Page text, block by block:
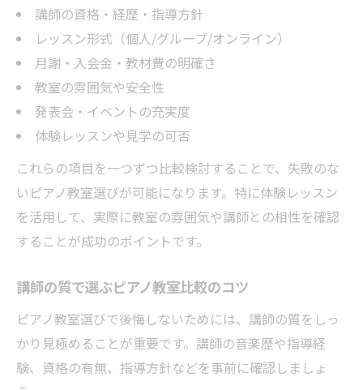
講師の資格・経歴・指導方針
レッスン形式（個人/グループ/オンライン）
月謝・入会金・教材費の明確さ
教室の雰囲気や安全性
発表会・イベントの充実度
体験レッスンや見学の可否
これらの項目を一つずつ比較検討することで、失敗のな
いピアノ教室選びが可能になります。特に体験レッスン
を活用して、実際に教室の雰囲気や講師との相性を確認
することが成功のポイントです。
講師の質で選ぶピアノ教室比較のコツ
ピアノ教室選びで後悔しないためには、講師の質をしっ
かり見極めることが重要です。講師の音楽歴や指導経
験、資格の有無、指導方針などを事前に確認しましょ